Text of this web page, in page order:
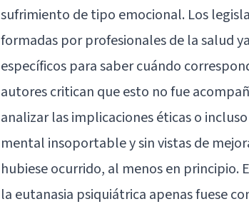
sufrimiento de tipo emocional. Los
formadas por profesionales de la salud
específicos para saber cuándo
autores critican que esto no fue
analizar las implicaciones éticas o
mental insoportable y sin vistas de
hubiese ocurrido, al menos en principio.
la eutanasia psiquiátrica apenas fuese